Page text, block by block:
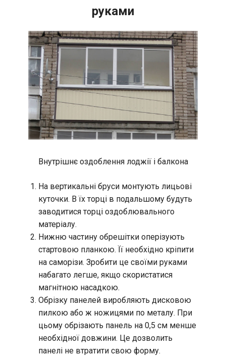
руками
Внутрішнє оздоблення лоджії і балкона
На вертикальні бруси монтують лицьові
куточки. В їх торці в подальшому будуть
заводитися торці оздоблювального
матеріалу.
Нижню частину обрешітки оперізують
стартовою планкою. Її необхідно кріпити
на саморізи. Зробити це своїми руками
набагато легше, якщо скористатися
магнітною насадкою.
Обрізку панелей виробляють дисковою
пилкою або ж ножицями по металу. При
цьому обрізають панель на 0,5 см менше
необхідної довжини. Це дозволить
панелі не втратити свою форму.